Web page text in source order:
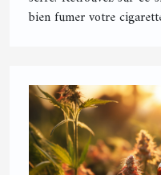
bien fumer votre